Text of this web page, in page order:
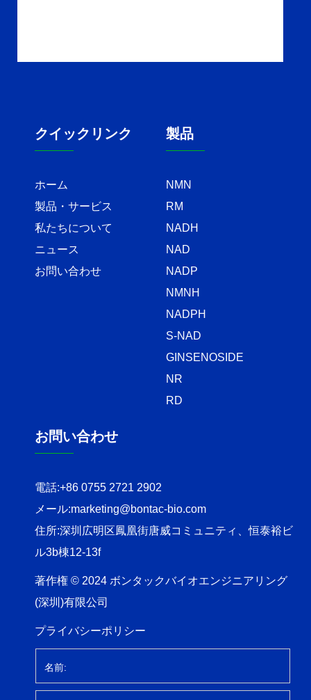
クイックリンク
ホーム
製品・サービス
私たちについて
ニュース
お問い合わせ
製品
NMN
RM
NADH
NAD
NADP
NMNH
NADPH
S-NAD
GINSENOSIDE
NR
RD
お問い合わせ
電話:+86 0755 2721 2902
メール:marketing@bontac-bio.com
住所:深圳広明区鳳凰街唐威コミュニティ、恒泰裕ビ
ル3b棟12-13f
著作権 © 2024 ボンタックバイオエンジニアリング
(深圳)有限公司
プライバシーポリシー